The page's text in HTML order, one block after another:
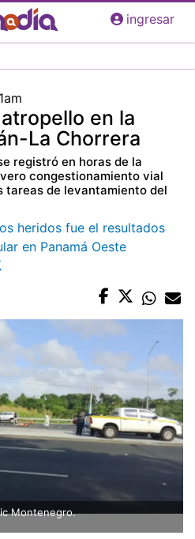
Pasar
al
principal
ingresar
en la
La Chorrera
registró en horas de la
congestionamiento vial
tareas de levantamiento del
heridos fue el resultados
en Panamá Oeste
Montenegro.